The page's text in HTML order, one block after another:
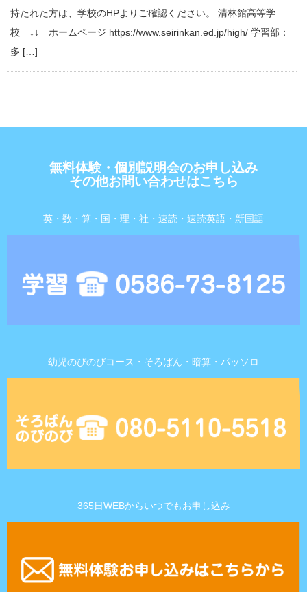
持たれた方は、学校のHPよりご確認ください。 清林館高等学
校 ↓↓ ホームページ https://www.seirinkan.ed.jp/high/ 学習部：
多 […]
無料体験・個別説明会のお申し込み
その他お問い合わせはこちら
英・数・算・国・理・社・速読・速読英語・新国語
幼児のびのびコース・そろばん・暗算・パッソロ
365日WEBからいつでもお申し込み